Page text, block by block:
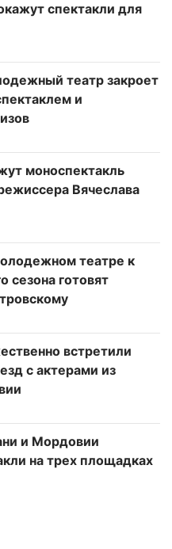
спектакли для
театр закроет
и
моноспектакль
Вячеслава
театре к
сезона готовят
встретили
с актерами из
и Мордовии
на трех площадках